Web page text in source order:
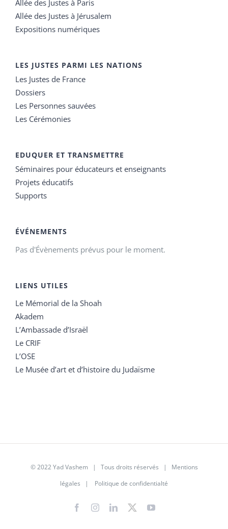
Allée des Justes à Paris
Allée des Justes à Jérusalem
Expositions numériques
LES JUSTES PARMI LES NATIONS
Les Justes de France
Dossiers
Les Personnes sauvées
Les Cérémonies
EDUQUER ET TRANSMETTRE
Séminaires pour éducateurs et enseignants
Projets éducatifs
Supports
ÉVÉNEMENTS
Pas d'Évènements prévus pour le moment.
LIENS UTILES
Le Mémorial de la Shoah
Akadem
L’Ambassade d’Israël
Le CRIF
L’OSE
Le Musée d’art et d’histoire du Judaïsme
© 2022 Yad Vashem | Tous droits réservés | Mentions
légales | Politique de confidentialté